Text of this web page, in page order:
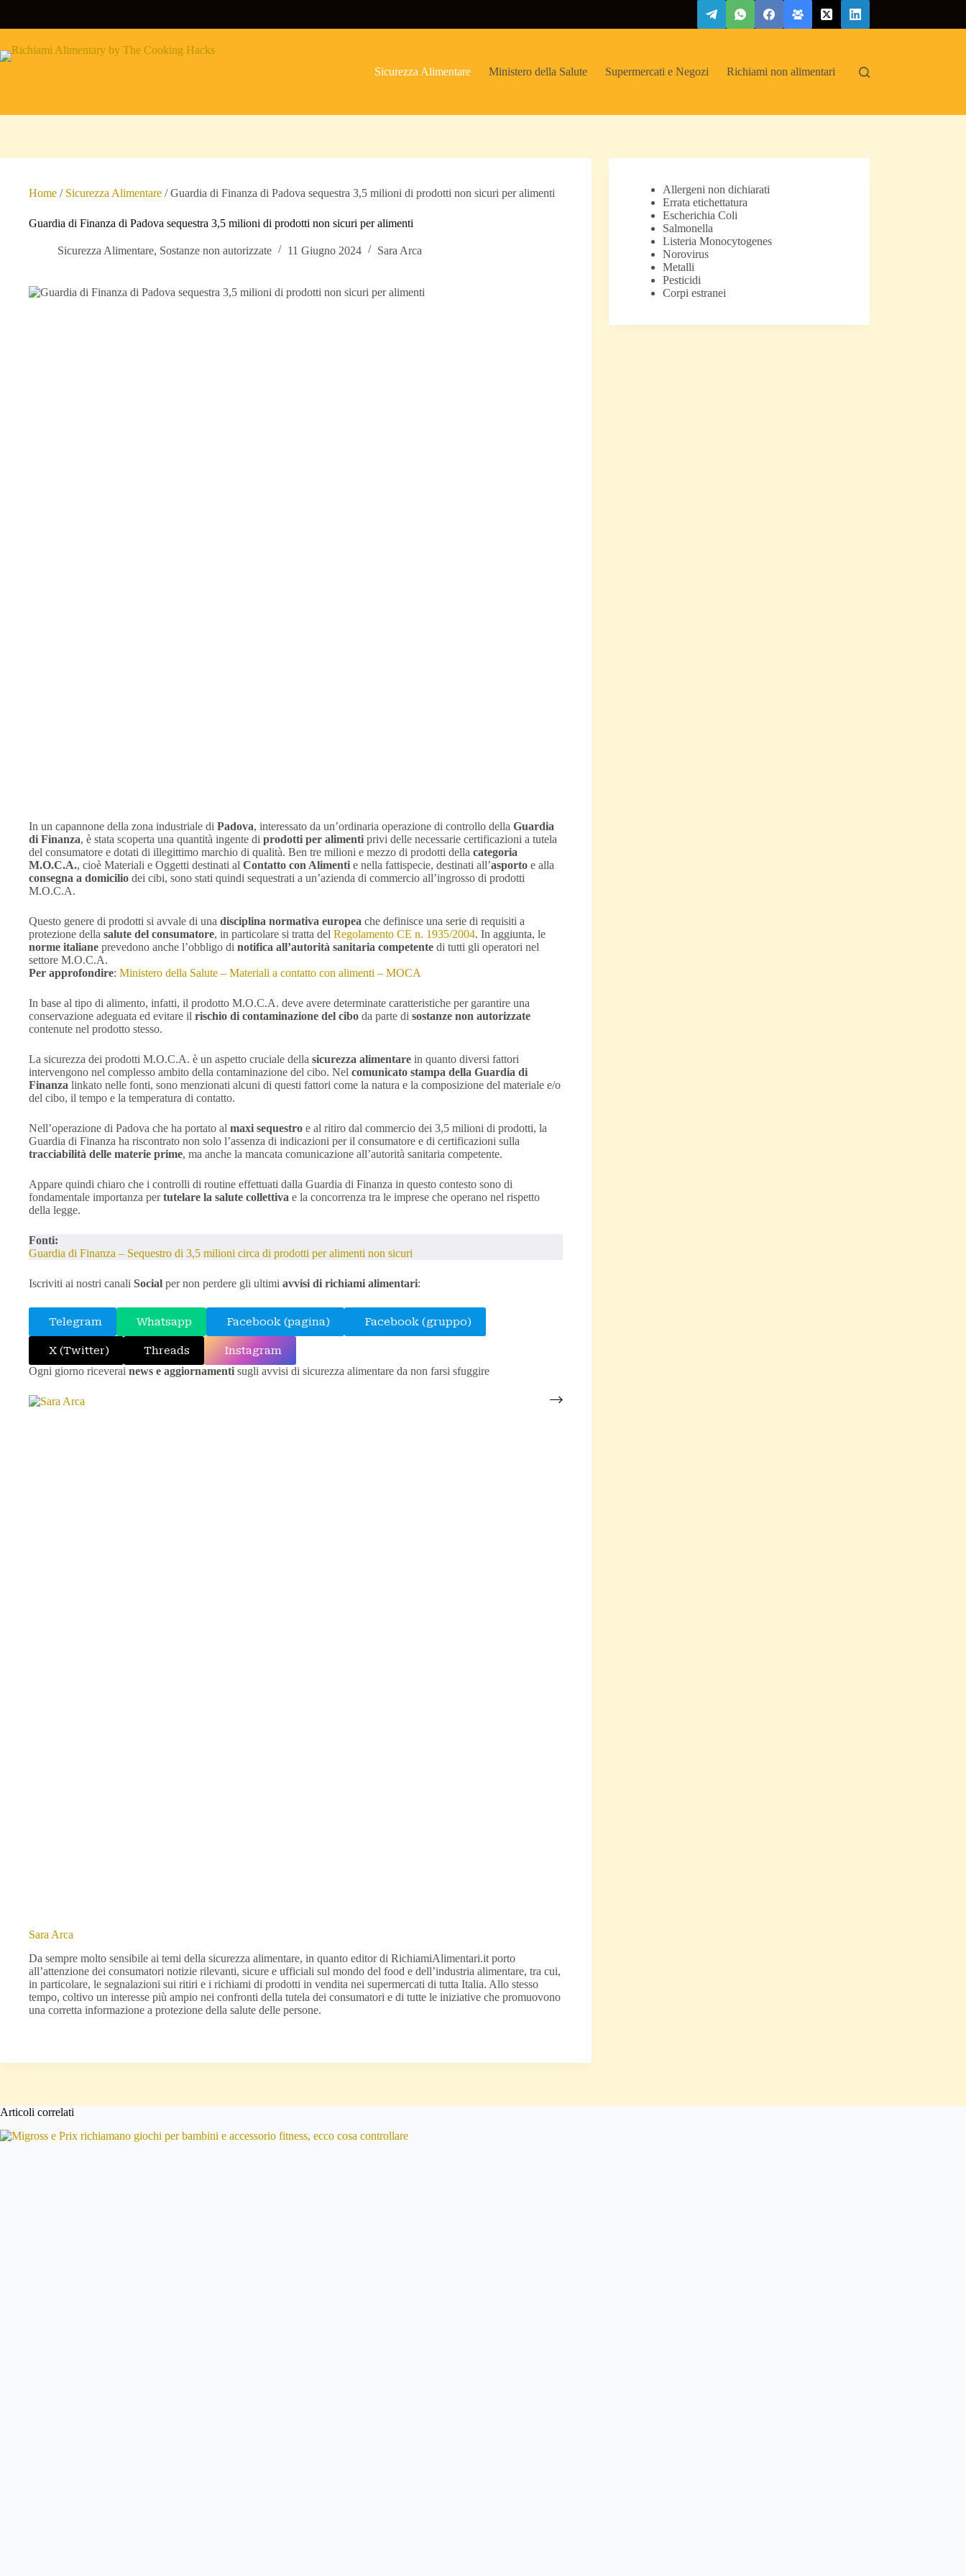
contenuto
Sicurezza Alimentare Ministero della Salute Supermercati e Negozi Richiami non alimentari
Home / Sicurezza Alimentare /Guardia di Finanza di Padova sequestra 3,5 milioni di prodotti non sicuri per alimenti
Guardia di Finanza di Padova sequestra 3,5 milioni di prodotti non sicuri per alimenti
Sicurezza Alimentare, Sostanze non autorizzate 11 Giugno 2024 Sara Arca
In un capannone della zona industriale di Padova, interessato da un’ordinaria operazione di controllo della Guardia
di Finanza, è stata scoperta una quantità ingente di prodotti per alimenti privi delle necessarie certificazioni a tutela
del consumatore e dotati di illegittimo marchio di qualità. Ben tre milioni e mezzo di prodotti della categoria
M.O.C.A., cioè Materiali e Oggetti destinati al Contatto con Alimenti e nella fattispecie, destinati all’asporto e alla
consegna a domicilio dei cibi, sono stati quindi sequestrati a un’azienda di commercio all’ingrosso di prodotti
M.O.C.A.
Questo genere di prodotti si avvale di una disciplina normativa europea che definisce una serie di requisiti a
protezione della salute del consumatore, in particolare si tratta del Regolamento CE n. 1935/2004. In aggiunta, le
norme italiane prevedono anche l’obbligo di notifica all’autorità sanitaria competente di tutti gli operatori nel
settore M.O.C.A.
Per approfondire: Ministero della Salute – Materiali a contatto con alimenti – MOCA
In base al tipo di alimento, infatti, il prodotto M.O.C.A. deve avere determinate caratteristiche per garantire una
conservazione adeguata ed evitare il rischio di contaminazione del cibo da parte di sostanze non autorizzate
contenute nel prodotto stesso.
La sicurezza dei prodotti M.O.C.A. è un aspetto cruciale della sicurezza alimentare in quanto diversi fattori
intervengono nel complesso ambito della contaminazione del cibo. Nel comunicato stampa della Guardia di
Finanza linkato nelle fonti, sono menzionati alcuni di questi fattori come la natura e la composizione del materiale e/o
del cibo, il tempo e la temperatura di contatto.
Nell’operazione di Padova che ha portato al maxi sequestro e al ritiro dal commercio dei 3,5 milioni di prodotti, la
Guardia di Finanza ha riscontrato non solo l’assenza di indicazioni per il consumatore e di certificazioni sulla
tracciabilità delle materie prime, ma anche la mancata comunicazione all’autorità sanitaria competente.
Appare quindi chiaro che i controlli di routine effettuati dalla Guardia di Finanza in questo contesto sono di
fondamentale importanza pertutelare la salute collettiva e la concorrenza tra le imprese che operano nel rispetto
della legge.
Fonti:
Guardia di Finanza – Sequestro di 3,5 milioni circa di prodotti per alimenti non sicuri
Iscriviti ai nostri canali Social per non perdere gli ultimi avvisi di richiami alimentari:
Telegram Whatsapp Facebook (pagina) Facebook (gruppo)
X (Twitter) Threads Instagram
Ogni giorno riceverai news e aggiornamenti sugli avvisi di sicurezza alimentare da non farsi sfuggire
Sara Arca
Da sempre molto sensibile ai temi della sicurezza alimentare, in quanto editor di RichiamiAlimentari.it porto
all’attenzione dei consumatori notizie rilevanti, sicure e ufficiali sul mondo del food e dell’industria alimentare, tra cui,
in particolare, le segnalazioni sui ritiri e i richiami di prodotti in vendita nei supermercati di tutta Italia. Allo stesso
tempo, coltivo un interesse più ampio nei confronti della tutela dei consumatori e di tutte le iniziative che promuovono
una corretta informazione a protezione della salute delle persone.
Allergeni non dichiarati
Errata etichettatura
Escherichia Coli
Salmonella
Listeria Monocytogenes
Norovirus
Metalli
Pesticidi
Corpi estranei
Articoli correlati